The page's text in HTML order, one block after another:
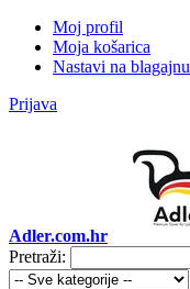
Moj profil
Moja košarica
Nastavi na blagajnu
Prijava
Adler.com.hr
Pretraži: